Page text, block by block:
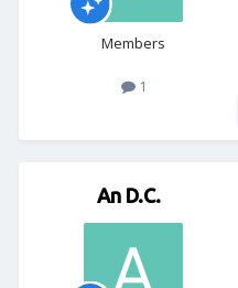
Members
1
An D.C.